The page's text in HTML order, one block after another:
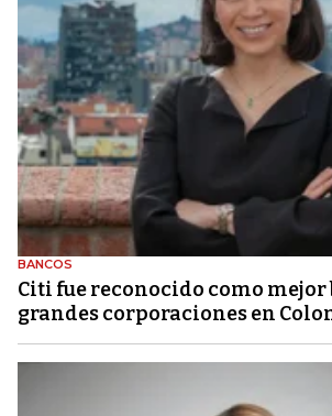
BANCOS
Citi fue reconocido como mejor
grandes corporaciones en